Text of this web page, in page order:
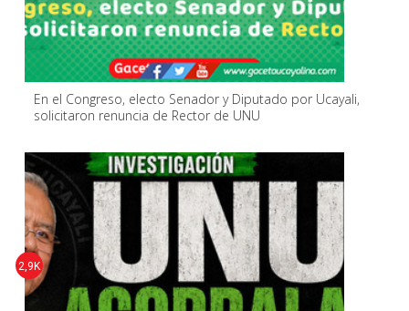
En el Congreso, electo Senador y Diputado por Ucayali,
solicitaron renuncia de Rector de UNU
2,9K